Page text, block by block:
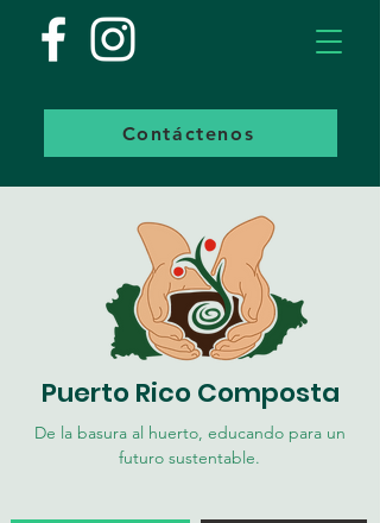
Puerto Rico Composta
De la basura al huerto, educando para un
futuro sustentable.
Contáctenos